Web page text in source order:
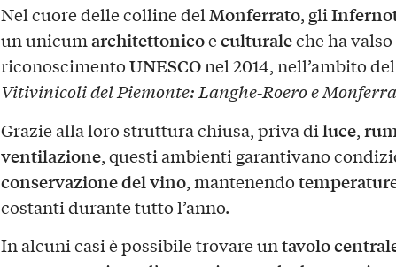
Nel cuore delle colline del Monferrato, gli
un unicumarchitettonicoeculturaleche ha
riconoscimentoUNESCOnel 2014, nell’ambito
Vitivinicoli del Piemonte: Langhe‑Roero e
Grazie alla loro struttura chiusa, priva diluce,
ventilazione, questi ambienti garantivano
conservazione del vino, mantenendo
costanti durante tutto l’anno.
In alcuni casi è possibile trovare untavolo